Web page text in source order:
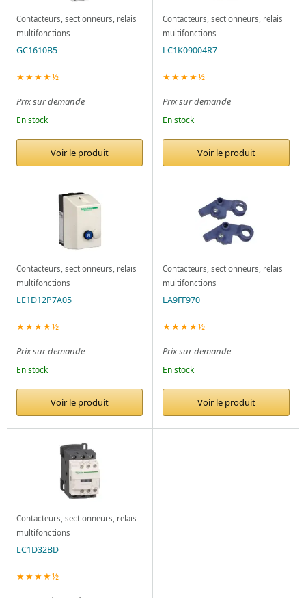
Contacteurs, sectionneurs, relais
multifonctions
GC1610B5
★★★★½
Prix sur demande
En stock
Voir le produit
Contacteurs, sectionneurs, relais
multifonctions
LC1K09004R7
★★★★½
Prix sur demande
En stock
Voir le produit
Contacteurs, sectionneurs, relais
multifonctions
LE1D12P7A05
★★★★½
Prix sur demande
En stock
Voir le produit
Contacteurs, sectionneurs, relais
multifonctions
LA9FF970
★★★★½
Prix sur demande
En stock
Voir le produit
Contacteurs, sectionneurs, relais
multifonctions
LC1D32BD
★★★★½